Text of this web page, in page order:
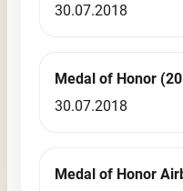
30.07.2018
Medal of Honor
30.07.2018
Medal of Honor